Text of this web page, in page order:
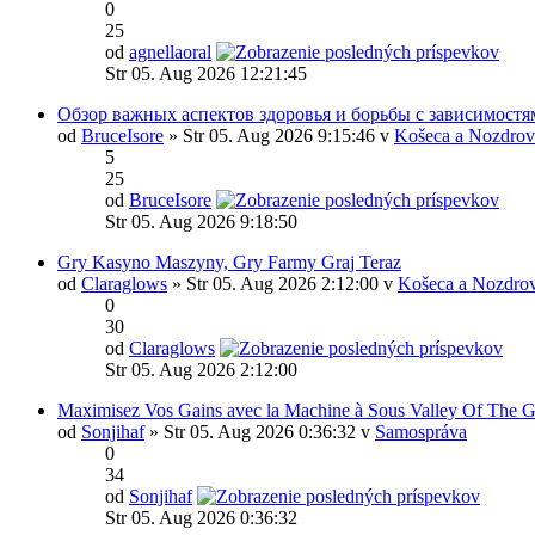
0
25
od agnellaoral
Str 05. Aug 2026 12:21:45
Обзор важных аспектов здоровья и борьбы с
od BruceIsore » Str 05. Aug 2026 9:15:46 v Košeca a
5
25
od BruceIsore
Str 05. Aug 2026 9:18:50
Gry Kasyno Maszyny, Gry Farmy Graj Teraz
od Claraglows » Str 05. Aug 2026 2:12:00 v Košeca a
0
30
od Claraglows
Str 05. Aug 2026 2:12:00
Maximisez Vos Gains avec la Machine à Sous Valley Of The
od Sonjihaf» Str 05. Aug 2026 0:36:32 v Samospráva
0
34
od Sonjihaf
Str 05. Aug 2026 0:36:32